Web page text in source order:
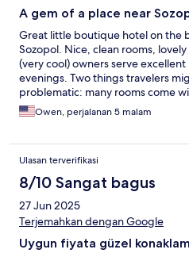
A gem of a place near
Great little boutique hotel on the
Sozopol. Nice, clean rooms,
(very cool) owners serve
evenings. Two things travelers
problematic: many rooms come
parking is a bit rough. But what
to a great beach.
Owen, perjalanan 5 malam
Ulasan terverifikasi
8/10 Sangat bagus
27 Jun 2025
Terjemahkan dengan Google
Uygun fiyata güzel